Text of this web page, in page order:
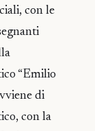
con le
“Emilio
di
con la